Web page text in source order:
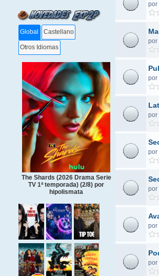
Global Castellano
Otros Idiomas
The Shards (2026 Drama Serie
TV 1ª temporada) (2/8) por
hipolismata
por
por
por
por
por
por
por
por